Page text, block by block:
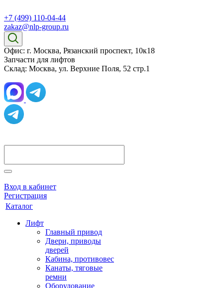
+7 (499) 110-04-44
zakaz@nlp-group.ru
Офис: г. Москва, Рязанский проспект, 10к18
Запчасти для лифтов
Склад: Москва, ул. Верхние Поля, 52 стр.1
Вход в кабинет
Регистрация
Каталог
Лифт
Главный привод
Двери, приводы
дверей
Кабина, противовес
Канаты, тяговые
ремни
Оборудование